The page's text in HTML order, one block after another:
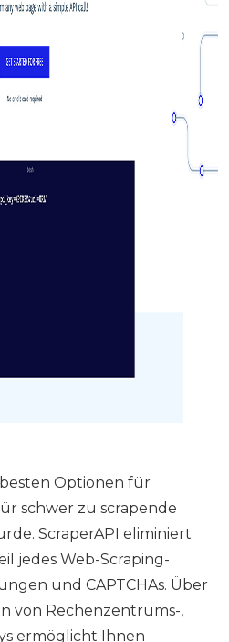
Optionen für
schwer zu scrapende
ScraperAPI eliminiert
jedes Web-Scraping-
und CAPTCHAs. Über
von Rechenzentrums-,
ermöglicht Ihnen